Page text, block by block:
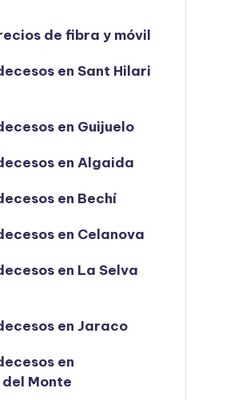
de fibra y móvil
en Sant Hilari
en Guijuelo
en Algaida
en Bechí
en Celanova
en La Selva
en Jaraco
en
Monte